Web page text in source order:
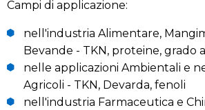
Campi di applicazione:
nell'industria Alimentare,
Bevande - TKN, proteine, grado
nelle applicazioni Ambientali e
Agricoli - TKN, Devarda, fenoli
nell'industria Farmaceutica e